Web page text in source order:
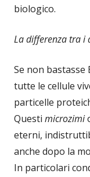
biologico.
La differenza tra i
Se non bastasse
tutte le cellule
particelle
Questi microzimi
eterni,
anche dopo la
In particolari